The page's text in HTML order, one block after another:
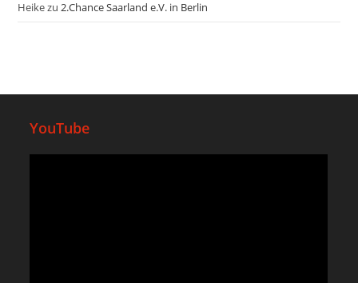
Heikezu2.Chance Saarland e.V. in Berlin
YouTube